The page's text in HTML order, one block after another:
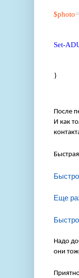
$photo=
Set-
}
После
И как
Еще
Надо
они